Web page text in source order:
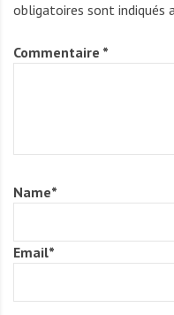
obligatoires sont indiqués
Commentaire *
Name*
Email*